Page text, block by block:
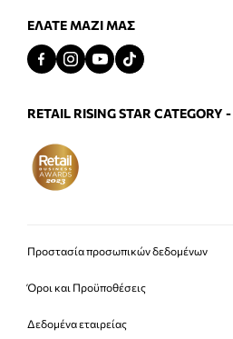
ΕΛΆΤΕ ΜΑΖΊ ΜΑΣ
RETAIL RISING STAR CATEGORY
Προστασία προσωπικών δεδομένων
Όροι και Προϋποθέσεις
Δεδομένα εταιρείας